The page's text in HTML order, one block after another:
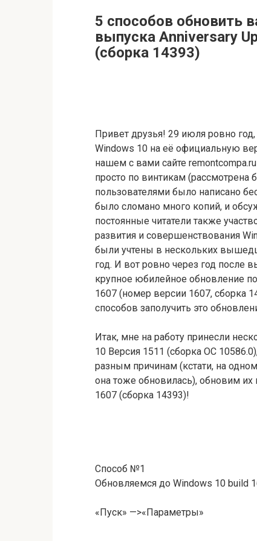
5 способов обновить
выпуска Anniversary
(сборка 14393)
Привет друзья! 29 июля ровно
Windows 10 на её официальную
нашем с вами сайте
просто по винтикам (рассмотрена
пользователями было написано
было сломано много копий, и
постоянные читатели также
развития и совершенствования
были учтены в нескольких
год. И вот ровно через год после
крупное юбилейное обновление
1607 (номер версии 1607, сборка
способов заполучить это
Итак, мне на работу принесли
10 Версия 1511 (сборка ОС
разным причинам (кстати, на
она тоже обновилась), обновим
1607 (сборка 14393)!
Способ №1
Обновляемся до Windows 10 build
«Пуск» —>«Параметры»